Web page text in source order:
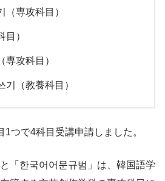
（専攻科目）
目）
専攻科目）
기（教養科目）
つで4科目受講申請しました。
「한국어어문규범」は、韓国語学